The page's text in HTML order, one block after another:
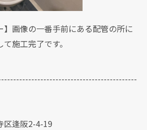
】画像の一番手前にある配管の所に
施工完了です。
区逢阪2-4-19